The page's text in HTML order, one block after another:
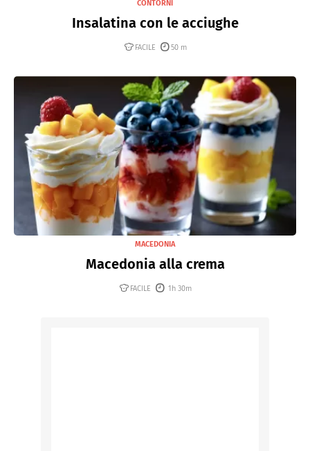
CONTORNI
Insalatina con le acciughe
FACILE 50 m
MACEDONIA
Macedonia alla crema
FACILE 1h 30m